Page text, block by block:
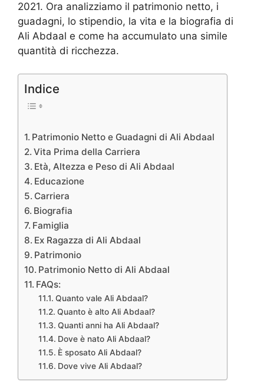
2021. Ora analizziamo il patrimonio netto, i
guadagni, lo stipendio, la vita e la biografia di
Ali Abdaal e come ha accumulato una simile
quantità di ricchezza.
Indice
Patrimonio Netto e Guadagni di Ali Abdaal
Vita Prima della Carriera
Età, Altezza e Peso di Ali Abdaal
Educazione
Carriera
Biografia
Famiglia
Ex Ragazza di Ali Abdaal
Patrimonio
Patrimonio Netto di Ali Abdaal
FAQs:
Quanto vale Ali Abdaal?
Quanto è alto Ali Abdaal?
Quanti anni ha Ali Abdaal?
Dove è nato Ali Abdaal?
È sposato Ali Abdaal?
Dove vive Ali Abdaal?